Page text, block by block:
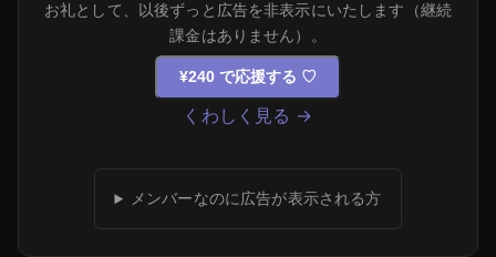
お礼として、以後ずっと広告を非表示にいたします（継続
課金はありません）。
¥240 で応援する ♡
くわしく見る →
メンバーなのに広告が表示される方